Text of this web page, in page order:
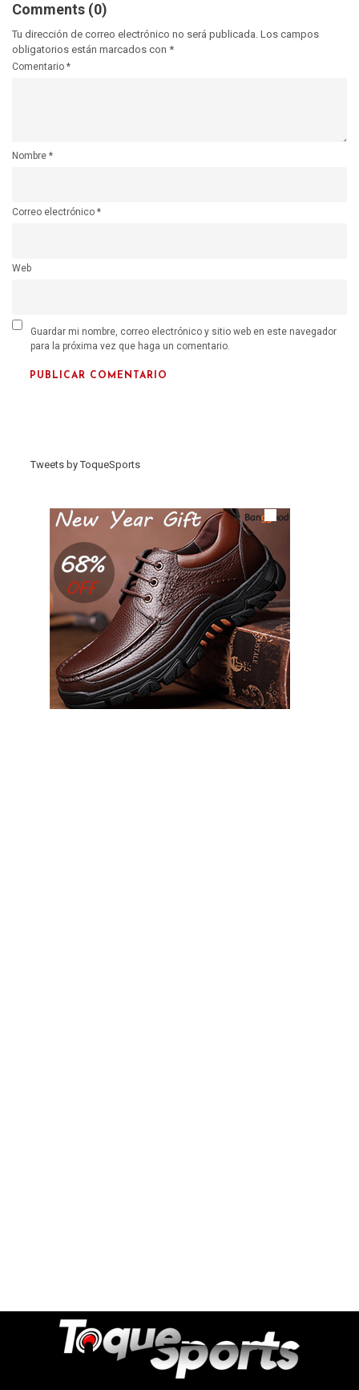
Comments (0)
Tu dirección de correo electrónico no será publicada. Los campos
obligatorios están marcados con *
Comentario *
Nombre *
Correo electrónico *
Web
Guardar mi nombre, correo electrónico y sitio web en este navegador
para la próxima vez que haga un comentario.
Tweets by ToqueSports